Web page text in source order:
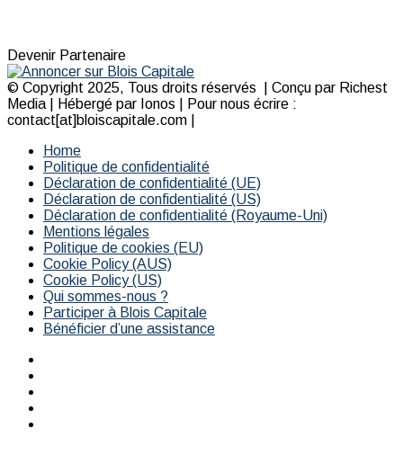
Devenir Partenaire
© Copyright 2025, Tous droits réservés | Conçu par Richest
Media | Hébergé par Ionos | Pour nous écrire :
contact[at]bloiscapitale.com |
Home
Politique de confidentialité
Déclaration de confidentialité (UE)
Déclaration de confidentialité (US)
Déclaration de confidentialité (Royaume-Uni)
Mentions légales
Politique de cookies (EU)
Cookie Policy (AUS)
Cookie Policy (US)
Qui sommes-nous ?
Participer à Blois Capitale
Bénéficier d’une assistance